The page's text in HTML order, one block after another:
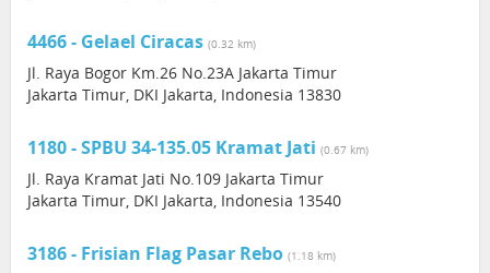
4466 - Gelael Ciracas (0.32 km)
Jl. Raya Bogor Km.26 No.23A Jakarta Timur
Jakarta Timur, DKI Jakarta, Indonesia 13830
1180 - SPBU 34-135.05 Kramat Jati (0.67 km)
Jl. Raya Kramat Jati No.109 Jakarta Timur
Jakarta Timur, DKI Jakarta, Indonesia 13540
3186 - Frisian Flag Pasar Rebo (1.18 km)